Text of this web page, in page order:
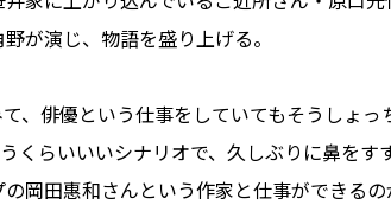
が演じ、物語を盛り上げる。
、俳優という仕事をしていてもそうしょっ
くらいいいシナリオで、久しぶりに鼻をす
岡田惠和さんという作家と仕事ができるの